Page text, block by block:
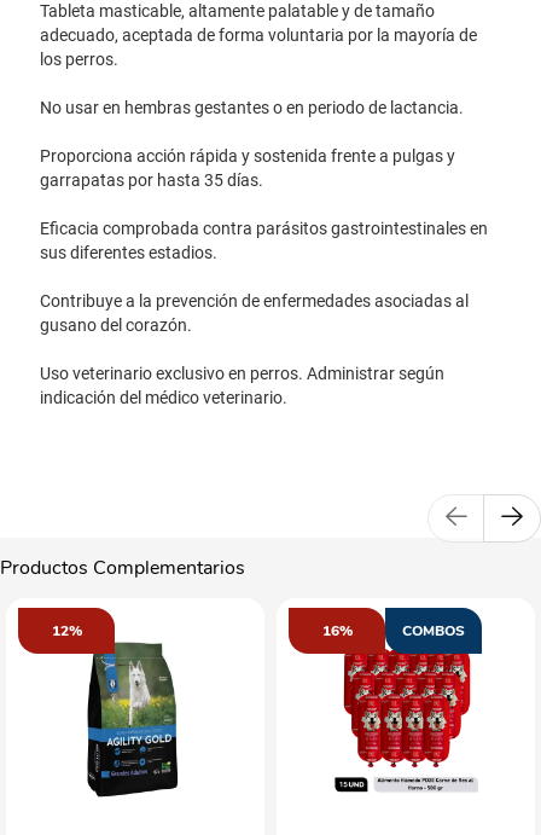
Tableta masticable, altamente palatable y de tamaño
adecuado, aceptada de forma voluntaria por la mayoría de
los perros.
No usar en hembras gestantes o en periodo de lactancia.
Proporciona acción rápida y sostenida frente a pulgas y
garrapatas por hasta 35 días.
Eficacia comprobada contra parásitos gastrointestinales en
sus diferentes estadios.
Contribuye a la prevención de enfermedades asociadas al
gusano del corazón.
Uso veterinario exclusivo en perros. Administrar según
indicación del médico veterinario.
Productos Complementarios
12% COMBOS
16%